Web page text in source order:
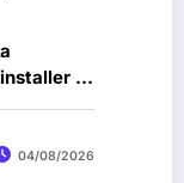
à
04/08/2026